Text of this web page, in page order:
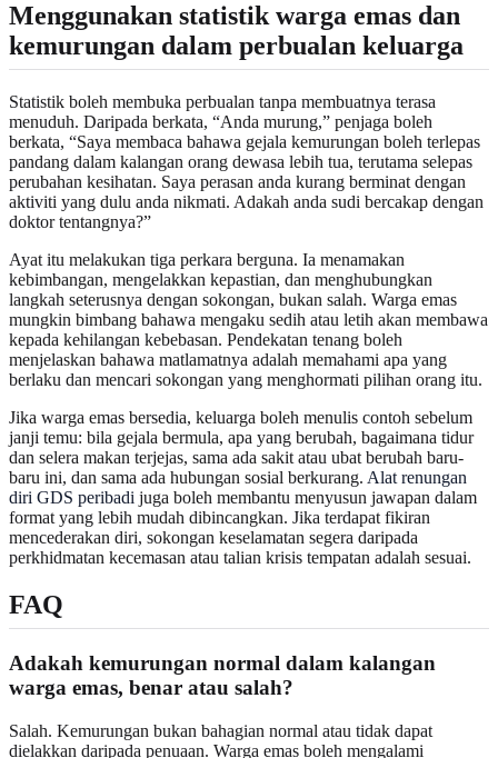
Menggunakan statistik warga emas dan
kemurungan dalam perbualan keluarga
Statistik boleh membuka perbualan tanpa membuatnya terasa
menuduh. Daripada berkata, “Anda murung,” penjaga boleh
berkata, “Saya membaca bahawa gejala kemurungan boleh terlepas
pandang dalam kalangan orang dewasa lebih tua, terutama selepas
perubahan kesihatan. Saya perasan anda kurang berminat dengan
aktiviti yang dulu anda nikmati. Adakah anda sudi bercakap dengan
doktor tentangnya?”
Ayat itu melakukan tiga perkara berguna. Ia menamakan
kebimbangan, mengelakkan kepastian, dan menghubungkan
langkah seterusnya dengan sokongan, bukan salah. Warga emas
mungkin bimbang bahawa mengaku sedih atau letih akan membawa
kepada kehilangan kebebasan. Pendekatan tenang boleh
menjelaskan bahawa matlamatnya adalah memahami apa yang
berlaku dan mencari sokongan yang menghormati pilihan orang itu.
Jika warga emas bersedia, keluarga boleh menulis contoh sebelum
janji temu: bila gejala bermula, apa yang berubah, bagaimana tidur
dan selera makan terjejas, sama ada sakit atau ubat berubah baru-
baru ini, dan sama ada hubungan sosial berkurang. Alat renungan
diri GDS peribadi juga boleh membantu menyusun jawapan dalam
format yang lebih mudah dibincangkan. Jika terdapat fikiran
mencederakan diri, sokongan keselamatan segera daripada
perkhidmatan kecemasan atau talian krisis tempatan adalah sesuai.
FAQ
Adakah kemurungan normal dalam kalangan
warga emas, benar atau salah?
Salah. Kemurungan bukan bahagian normal atau tidak dapat
dielakkan daripada penuaan. Warga emas boleh mengalami